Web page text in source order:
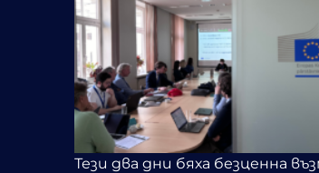
Тези два дни бяха безценна